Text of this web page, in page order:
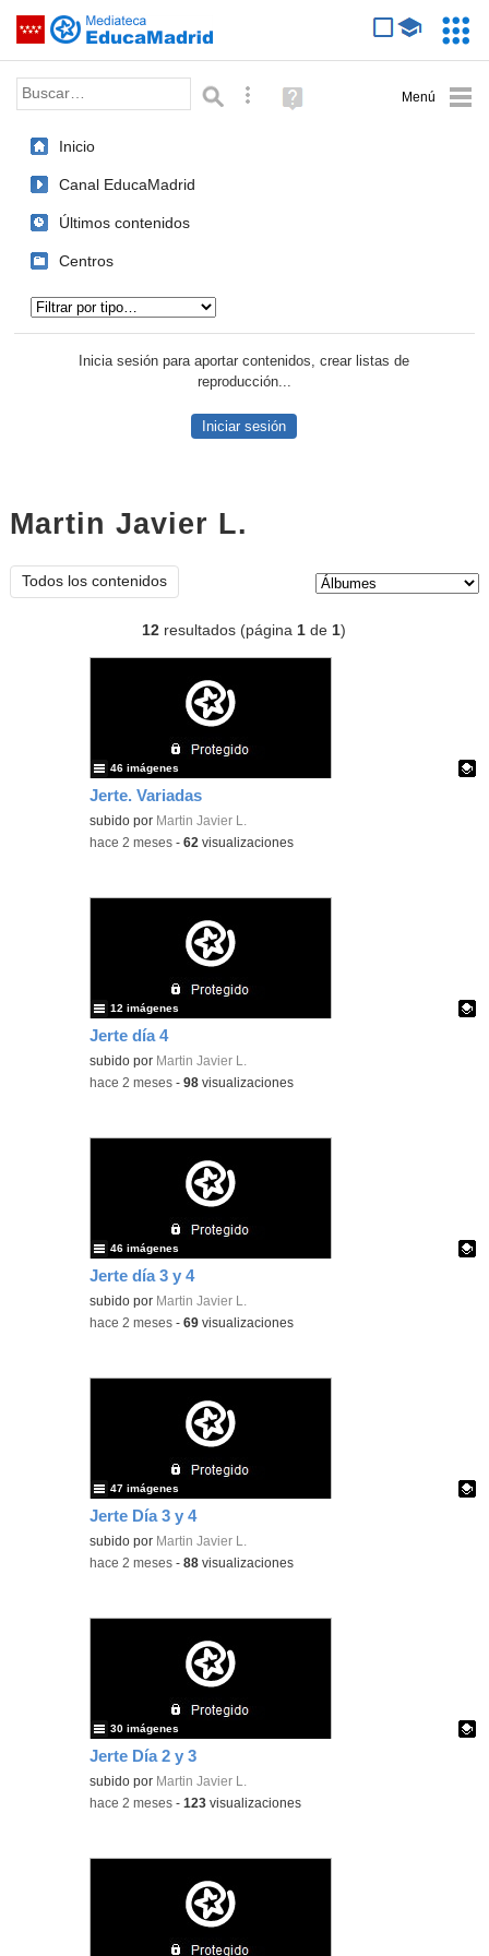
Saltar navegación
Palabra o frase: Búsqueda avanzada
Ayuda
(en
Inicio
Canal EducaMadrid
Últimos contenidos
Centros
Inicia sesión para aportar contenidos, crear listas de
reproducción...
Iniciar sesión
Martin Javier L.
Todos los contenidos
12 resultados (página1 de1)
Jerte. Variadas
Contenido educativo.
subido por Martin Javier L.
46 imágenes
-hace 2 meses -62 visualizaciones
Jerte día 4
Contenido educativo.
subido por Martin Javier L.
12 imágenes
-hace 2 meses -98 visualizaciones
Jerte día 3 y 4
Contenido educativo.
subido por Martin Javier L.
46 imágenes
-hace 2 meses -69 visualizaciones
Jerte Día 3 y 4
Contenido educativo.
subido por Martin Javier L.
47 imágenes
-hace 2 meses -88 visualizaciones
Jerte Día 2 y 3
Contenido educativo.
subido por Martin Javier L.
30 imágenes
-hace 2 meses -123 visualizaciones